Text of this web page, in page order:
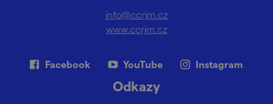
info@ccrjm.cz
www.ccrjm.cz
Facebook YouTube Instagram
Odkazy